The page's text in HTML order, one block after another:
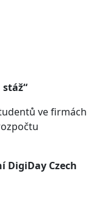
ve firmách
DigiDay Czech